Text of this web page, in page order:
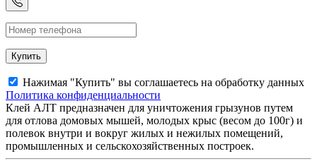
Купить
Нажимая "Купить" вы соглашаетесь на обработку данных
Политика конфиденциальности
Клей АЛТ предназначен для уничтожения грызунов путем
для отлова домовых мышей, молодых крыс (весом до 100г) и
полевок внутри и вокруг жилых и нежилых помещений,
промышленных и сельскохозяйственных построек.